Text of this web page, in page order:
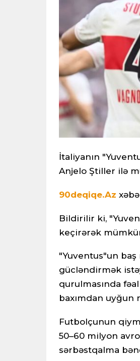
İtaliyanın
Anjelo Ştiller ilə
90deqiqe.Az
Bildirilir ki,
keçirərək
"Yuventus"un
gücləndirmək
qurulmasında
baxımdan uyğun
Futbolçunun
50–60 milyon
sərbəstqalma